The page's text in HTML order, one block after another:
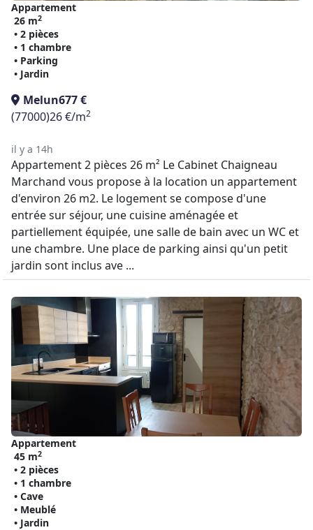
Appartement
26 m2
• 2 pièces
• 1 chambre
• Parking
• Jardin
Melun677 €
(77000)26 €/m2
il y a 14h
Appartement 2 pièces 26 m² Le Cabinet Chaigneau
Marchand vous propose à la location un appartement
d'environ 26 m2. Le logement se compose d'une
entrée sur séjour, une cuisine aménagée et
partiellement équipée, une salle de bain avec un WC et
une chambre. Une place de parking ainsi qu'un petit
jardin sont inclus ave ...
Appartement
45 m2
• 2 pièces
• 1 chambre
• Cave
• Meublé
• Jardin